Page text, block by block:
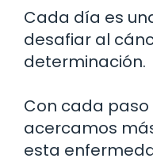
Cada día es
desafiar al
determinación.
Con cada
acercamos
esta